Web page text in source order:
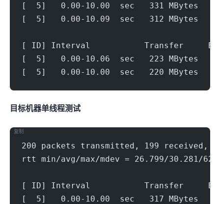
[  5]   0.00-10.00  sec   331 MBytes
[  5]   0.00-10.09  sec   312 MBytes
[ ID] Interval           Transfer
[  5]   0.00-10.06  sec   223 MBytes
[  5]   0.00-10.00  sec   220 MBytes
目标机器 IPERF3单线程测试
200 packets transmitted, 199 received,
rtt min/avg/max/mdev = 26.799/30.281/
[ ID] Interval           Transfer
[  5]   0.00-10.00  sec   317 MBytes
复制